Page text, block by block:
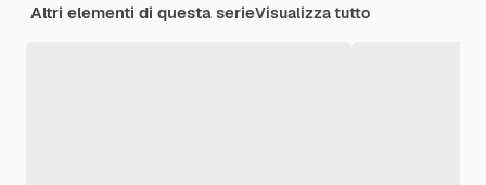
Altri elementi di questa serieVisualizza tutto